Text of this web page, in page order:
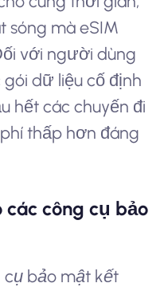
sóng mà eSIM
với người dùng
dữ liệu cố định
hết các chuyến đi
thấp hơn đáng
các công cụ bảo
cụ bảo mật kết